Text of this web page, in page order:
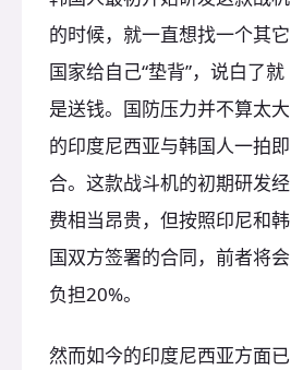
的时候，就一直想找一个其它
国家给自己“垫背”，说白了就
是送钱。国防压力并不算太大
的印度尼西亚与韩国人一拍即
合。这款战斗机的初期研发经
费相当昂贵，但按照印尼和韩
国双方签署的合同，前者将会
负担20%。
然而如今的印度尼西亚方面已